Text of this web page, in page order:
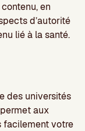
en
d’autorité
lié à la santé.
des universités
aux
facilement votre